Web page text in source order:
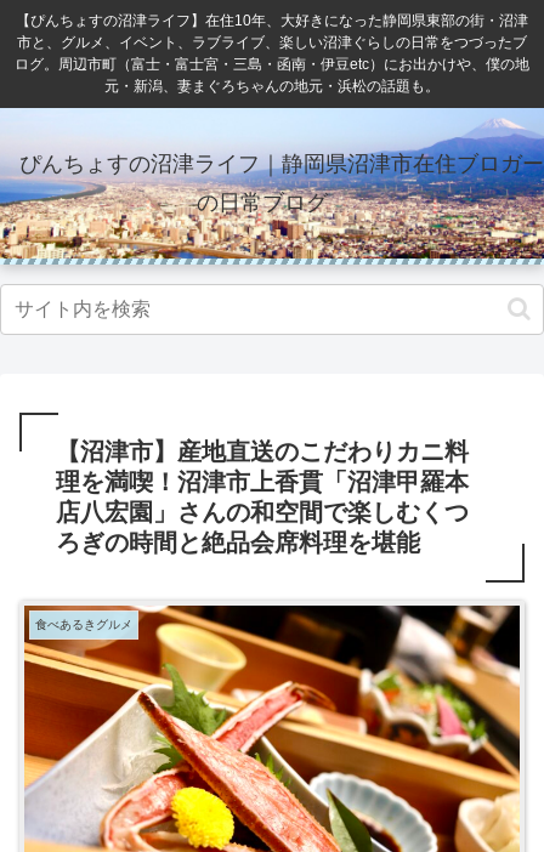
【ぴんちょすの沼津ライフ】在住10年、大好きになった静岡県東部の街・沼津
市と、グルメ、イベント、ラブライブ、楽しい沼津ぐらしの日常をつづったブ
ログ。周辺市町（富士・富士宮・三島・函南・伊豆etc）にお出かけや、僕の地
元・新潟、妻まぐろちゃんの地元・浜松の話題も。
ぴんちょすの沼津ライフ｜静岡県沼津市在住ブロガー
の日常ブログ
【沼津市】産地直送のこだわりカニ料
理を満喫！沼津市上香貫「沼津甲羅本
店八宏園」さんの和空間で楽しむくつ
ろぎの時間と絶品会席料理を堪能
食べあるきグルメ